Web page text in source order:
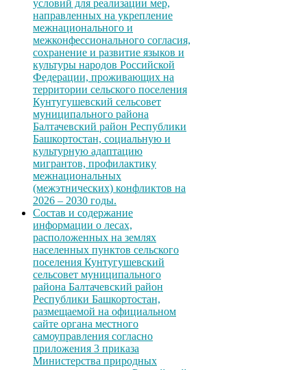
условий для реализации мер,
направленных на укрепление
межнационального и
межконфессионального согласия,
сохранение и развитие языков и
культуры народов Российской
Федерации, проживающих на
территории сельского поселения
Кунтугушевский сельсовет
муниципального района
Балтачевский район Республики
Башкортостан, социальную и
культурную адаптацию
мигрантов, профилактику
межнациональных
(межэтнических) конфликтов на
2026 – 2030 годы.
Состав и содержание
информации о лесах,
расположенных на землях
населенных пунктов сельского
поселения Кунтугушевский
сельсовет муниципального
района Балтачевский район
Республики Башкортостан,
размещаемой на официальном
сайте органа местного
самоуправления согласно
приложения 3 приказа
Министерства природных